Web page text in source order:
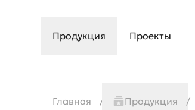
Продукция Проекты
Главная Продукция